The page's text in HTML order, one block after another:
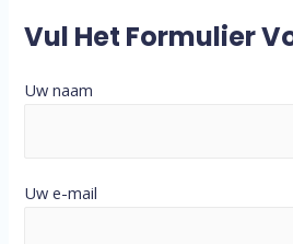
Vul Het Formulier
Uw naam
Uw e-mail